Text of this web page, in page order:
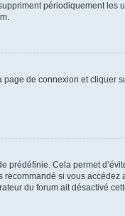
périodiquement les
de connexion et cliquer
prédéfinie. Cela permet
recommandé si vous
du forum ait désactivé